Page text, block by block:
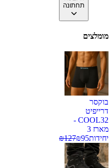
תחתונה
מומלצים
בוקסר
דרייפיט
COOL32 -
מארז 3
יחידות
₪95
₪127